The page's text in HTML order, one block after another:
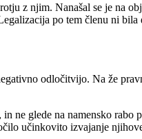
z njim. Nanašal se je na
po tem členu ni bila
odločitvijo. Na že
ne glede na namensko rabo
učinkovito izvajanje